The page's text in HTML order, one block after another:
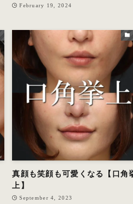
February 19, 2024
真顔も笑顔も可愛くなる【口角
上】
September 4, 2023